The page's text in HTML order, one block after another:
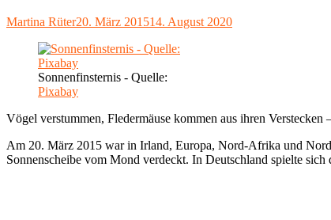
Autor
Martina RüterVeröffentlicht
20. März 201514. August 2020
Sonnenfinsternis - Quelle:
Pixabay
Vögel verstummen, Fledermäuse kommen aus ihren
Am 20. März 2015 war in Irland, Europa, Nord-Afrika und
Sonnenscheibe vom Mond verdeckt. In Deutschland spielte